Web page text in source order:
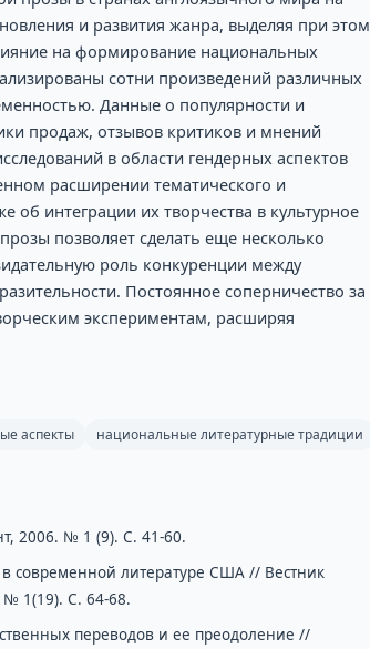
и развития жанра, выделяя при этом
на формирование национальных
сотни произведений различных
Данные о популярности и
продаж, отзывов критиков и мнений
в области гендерных аспектов
расширении тематического и
об интеграции их творчества в культурное
позволяет сделать еще несколько
роль конкуренции между
Постоянное соперничество за
экспериментам, расширяя
аспекты национальные литературные традиции
2006. № 1 (9). С. 41-60.
современной литературе США // Вестник
№ 1(19). С. 64-68.
переводов и ее преодоление //